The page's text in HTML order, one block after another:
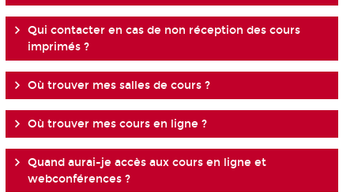
Qui contacter en cas de non réception des cours
imprimés ?
Où trouver mes salles de cours ?
Où trouver mes cours en ligne ?
Quand aurai-je accès aux cours en ligne et
webconférences ?